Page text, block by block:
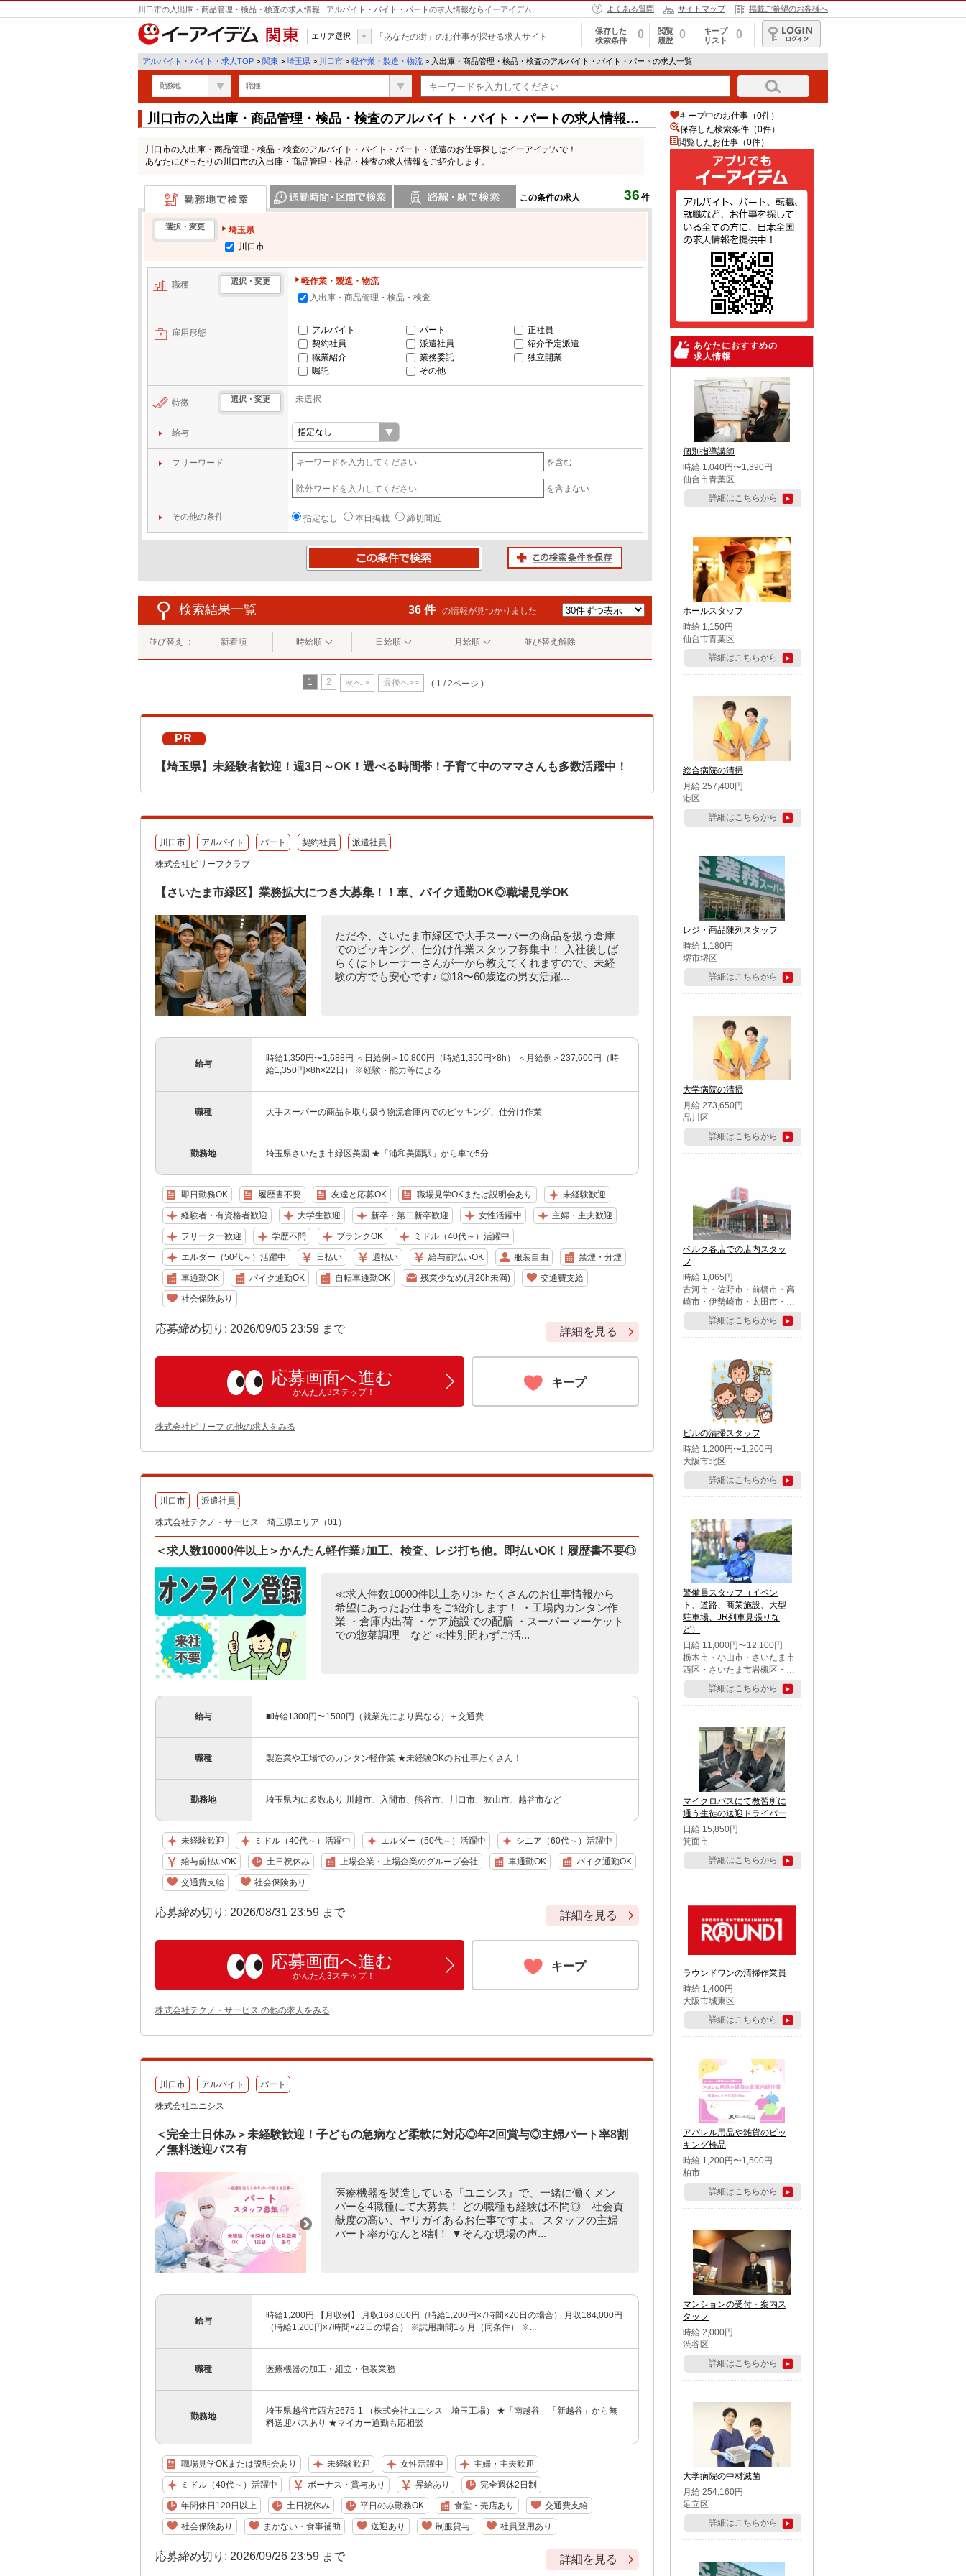
川口市の入出庫・商品管理・検品・検査の求人情報 | アルバイト・バイト・パートの求人情報ならイーアイデム よくある質問 サイトマップ 掲載ご希望のお客様へ
関東
エリア選択 「あなたの街」のお仕事が探せる求人サイト
保存した
検索条件
0
閲覧
履歴
0
キープ
リスト
0
ログイン
アルバイト・バイト・求人TOP > 関東 > 埼玉県 > 川口市 > 軽作業・製造・物流 > 入出庫・商品管理・検品・検査のアルバイト・バイト・パートの求人一覧
勤務地 職種
川口市の入出庫・商品管理・検品・検査のアルバイト・バイト・パートの求人情報一
川口市の入出庫・商品管理・検品・検査のアルバイト・バイト・パート・派遣のお仕事探しはイーアイデムで！
あなたにぴったりの川口市の入出庫・商品管理・検品・検査の求人情報をご紹介します。
この条件の求人 36 件
勤務地で検索
選択・変更
埼玉県
川口市
職種 選択・変更
軽作業・製造・物流
入出庫・商品管理・検品・検査
雇用形態 アルバイト パート
正社員
契約社員
派遣社員
紹介予定派遣
職業紹介
業務委託
独立開業
嘱託
その他
特徴 選択・変更 未選択
給与
フリーワード を含む
を含まない
その他の条件 指定なし 本日掲載 締切間近
検索結果一覧 36 件 の情報が見つかりました
並び替え ： 新着順 時給順 日給順 月給順 並び替え解除
1 2 次へ > 最後へ>> ( 1 / 2ページ )
PR
【埼玉県】未経験者歓迎！週3日～OK！選べる時間帯！子育て中のママさんも多数活躍中！
川口市 アルバイト パート 契約社員 派遣社員
株式会社ビリーフクラブ
【さいたま市緑区】業務拡大につき大募集！！車、バイク通勤OK◎職場見学OK
ただ今、さいたま市緑区で大手スーパーの商品を扱う倉庫
でのピッキング、仕分け作業スタッフ募集中！ 入社後しば
らくはトレーナーさんが一から教えてくれますので、未経
験の方でも安心です♪ ◎18〜60歳迄の男女活躍...
給与
時給1,350円〜1,688円 ＜日給例＞10,800円（時給1,350円×8h） ＜月給例＞237,600円（時
給1,350円×8h×22日） ※経験・能力等による
職種 大手スーパーの商品を取り扱う物流倉庫内でのピッキング、仕分け作業
勤務地 埼玉県さいたま市緑区美園 ★「浦和美園駅」から車で5分
即日勤務OK 履歴書不要 友達と応募OK 職場見学OKまたは説明会あり 未経験歓迎
経験者・有資格者歓迎 大学生歓迎 新卒・第二新卒歓迎 女性活躍中 主婦・主夫歓迎
フリーター歓迎 学歴不問 ブランクOK ミドル（40代～）活躍中
エルダー（50代～）活躍中 日払い 週払い 給与前払いOK 服装自由 禁煙・分煙
車通勤OK バイク通勤OK 自転車通勤OK 残業少なめ(月20h未満) 交通費支給
社会保険あり
応募締め切り: 2026/09/05 23:59 まで 詳細を見る
応募画面へ進む
かんたん3ステップ！
キープ
株式会社ビリーフ の他の求人をみる
川口市 派遣社員
株式会社テクノ・サービス 埼玉県エリア（01）
＜求人数10000件以上＞かんたん軽作業♪加工、検査、レジ打ち他。即払いOK！履歴書不要◎
≪求人件数10000件以上あり≫ たくさんのお仕事情報から
希望にあったお仕事をご紹介します！ ・工場内カンタン作
業 ・倉庫内出荷 ・ケア施設での配膳 ・スーパーマーケット
での惣菜調理 など ≪性別問わずご活...
給与 ■時給1300円〜1500円（就業先により異なる）＋交通費
職種 製造業や工場でのカンタン軽作業 ★未経験OKのお仕事たくさん！
勤務地 埼玉県内に多数あり 川越市、入間市、熊谷市、川口市、狭山市、越谷市など
未経験歓迎 ミドル（40代～）活躍中 エルダー（50代～）活躍中 シニア（60代～）活躍中
給与前払いOK 土日祝休み 上場企業・上場企業のグループ会社 車通勤OK バイク通勤OK
交通費支給 社会保険あり
応募締め切り: 2026/08/31 23:59 まで 詳細を見る
応募画面へ進む
かんたん3ステップ！
キープ
株式会社テクノ・サービス の他の求人をみる
川口市 アルバイト パート
株式会社ユニシス
＜完全土日休み＞未経験歓迎！子どもの急病など柔軟に対応◎年2回賞与◎主婦パート率8割
／無料送迎バス有
医療機器を製造している『ユニシス』で、一緒に働くメン
バーを4職種にて大募集！ どの職種も経験は不問◎ 社会貢
献度の高い、ヤリガイあるお仕事ですよ。 スタッフの主婦
パート率がなんと8割！ ▼そんな現場の声...
給与
時給1,200円 【月収例】 月収168,000円（時給1,200円×7時間×20日の場合） 月収184,000円
（時給1,200円×7時間×22日の場合） ※試用期間1ヶ月（同条件） ※...
職種 医療機器の加工・組立・包装業務
勤務地
埼玉県越谷市西方2675-1 （株式会社ユニシス 埼玉工場） ★「南越谷」「新越谷」から無
料送迎バスあり ★マイカー通勤も応相談
職場見学OKまたは説明会あり 未経験歓迎 女性活躍中 主婦・主夫歓迎
ミドル（40代～）活躍中 ボーナス・賞与あり 昇給あり 完全週休2日制
年間休日120日以上 土日祝休み 平日のみ勤務OK 食堂・売店あり 交通費支給
社会保険あり まかない・食事補助 送迎あり 制服貸与 社員登用あり
応募締め切り: 2026/09/26 23:59 まで 詳細を見る
キープ中のお仕事（0件）
保存した検索条件（0件）
閲覧したお仕事（0件）
あなたにおすすめの
求人情報
個別指導講師
時給 1,040円〜1,390円
仙台市青葉区
詳細はこちらから
ホールスタッフ
時給 1,150円
仙台市青葉区
詳細はこちらから
総合病院の清掃
月給 257,400円
港区
詳細はこちらから
レジ・商品陳列スタッフ
時給 1,180円
堺市堺区
詳細はこちらから
大学病院の清掃
月給 273,650円
品川区
詳細はこちらから
ベルク各店での店内スタッ
フ
時給 1,065円
古河市・佐野市・前橋市・高
崎市・伊勢崎市・太田市・館
林市・藤岡市・大泉町・さい
たま市北区・川越市・熊谷
市・行田市・秩父市・所沢
市・鶴ケ島市・千葉市中央
区・市川市・松戸市・習志野
市・柏市・流山市・八千代
市・足立区・江戸川区・八王
子市・町田市
詳細はこちらから
ビルの清掃スタッフ
時給 1,200円〜1,200円
大阪市北区
詳細はこちらから
警備員スタッフ（イベン
ト、道路、商業施設、大型
駐車場、JR列車見張りな
ど）
日給 11,000円〜12,100円
栃木市・小山市・さいたま市
西区・さいたま市岩槻区・久
喜市・蓮田市
詳細はこちらから
マイクロバスにて教習所に
通う生徒の送迎ドライバー
日給 15,850円
箕面市
詳細はこちらから
ラウンドワンの清掃作業員
時給 1,400円
大阪市城東区
詳細はこちらから
アパレル用品や雑貨のピッ
キング検品
時給 1,200円〜1,500円
柏市
詳細はこちらから
マンションの受付・案内ス
タッフ
時給 2,000円
渋谷区
詳細はこちらから
大学病院の中材滅菌
月給 254,160円
足立区
詳細はこちらから